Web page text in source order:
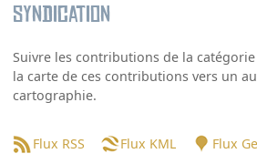
Syndication
Suivre les contributions de la
la carte de ces contributions vers un
cartographie.
Flux RSS Flux KML Flux